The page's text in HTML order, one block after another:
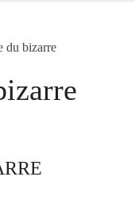
du bizarre